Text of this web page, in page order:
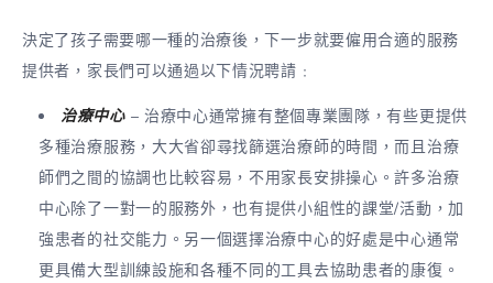
決定了孩子需要哪一種的治療後，下一步就要僱用合適的服務
提供者，家長們可以通過以下情況聘請﹕
治療中心– 治療中心通常擁有整個專業團隊，有些更提供
多種治療服務，大大省卻尋找篩選治療師的時間，而且治療
師們之間的協調也比較容易，不用家長安排操心。許多治療
中心除了一對一的服務外，也有提供小組性的課堂/活動，加
強患者的社交能力。另一個選擇治療中心的好處是中心通常
更具備大型訓練設施和各種不同的工具去協助患者的康復。